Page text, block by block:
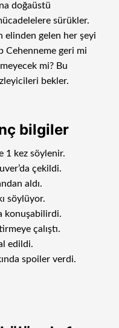
doğaüstü
sürükler.
elinden gelen her şeyi
Cehenneme geri mi
mi? Bu
bekler.
bilgiler
1 kez söylenir.
çekildi.
aldı.
söylüyor.
konuşabilirdi.
çalıştı.
edildi.
spoiler verdi.